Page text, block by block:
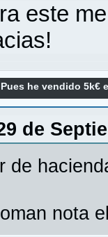
este
he vendido 5k€
de
de
nota